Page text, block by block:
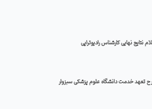
تعهد خدمت دانشگاه علوم پزشکی سبزوار